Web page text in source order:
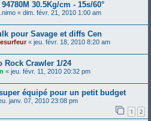
30.5Kg/cm - 15s/60°
« dim. févr. 21, 2010 1:00 am
pour Savage et diffs Cen
« jeu. févr. 18, 2010 8:20 am
Rock Crawler 1/24
« jeu. févr. 11, 2010 20:32 pm
équipé pour un petit budget
janv. 07, 2010 23:08 pm
1 2